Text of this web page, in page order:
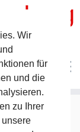
05 19.16.16
Wir
für
und die
zu Ihrer